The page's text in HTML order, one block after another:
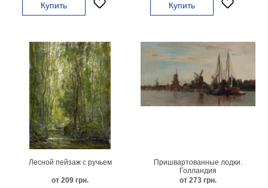
Купить Купить
Лесной пейзаж с ручьем
от 209 грн.
Пришвартованные лодки.
Голландия
от 273 грн.